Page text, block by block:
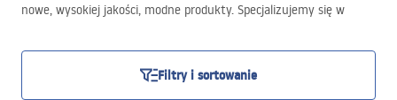
nowe, wysokiej jakości, modne produkty. Specjalizujemy się w
kuchennej. Bazując na wieloletnim doświadczeniu gwarantujemy,
iż wszystkie nasze produkty są w 100% bezpieczne dla zdrowia
oraz niezwykle funkcjonalne. Nasz asortyment umożliwia
Filtry i sortowanie